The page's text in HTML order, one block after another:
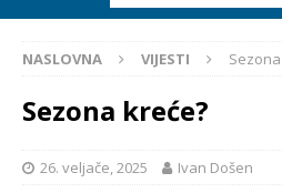
NASLOVNA VIJESTI
Sezona kreće?
26. veljače, 2025 Ivan Došen